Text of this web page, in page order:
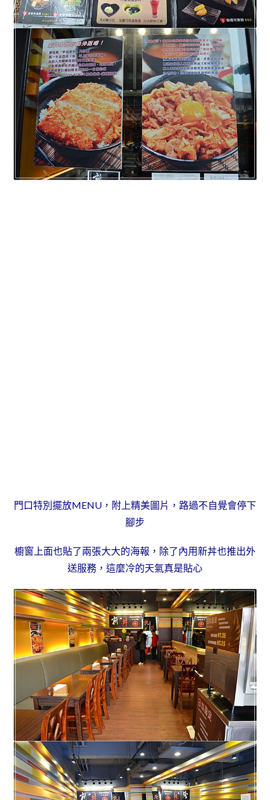
門口特別擺放MENU，附上精美圖片，路過不自覺會停下
腳步
櫥窗上面也貼了兩張大大的海報，除了內用新丼也推出外
送服務，這麼冷的天氣真是貼心